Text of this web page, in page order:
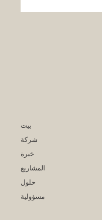
بيت
شركة
خبرة
المشاريع
حلول
مسؤولية